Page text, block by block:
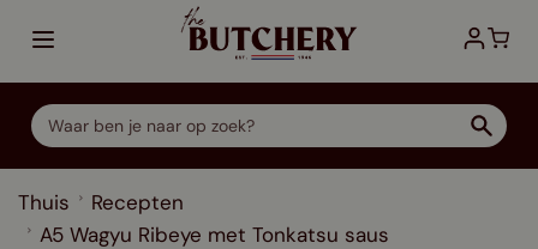
Thuis
Recepten
A5 Wagyu Ribeye met Tonkatsu saus